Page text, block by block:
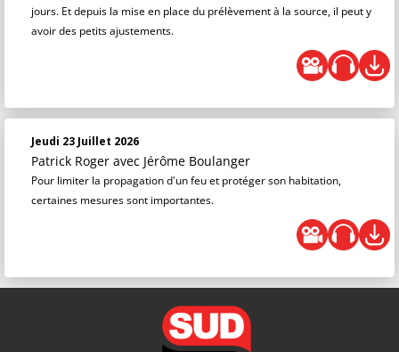
jours. Et depuis la mise en place du prélèvement à la source, il peut y
avoir des petits ajustements.
Jeudi 23 Juillet 2026
Patrick Roger avec Jérôme Boulanger
Pour limiter la propagation d'un feu et protéger son habitation,
certaines mesures sont importantes.